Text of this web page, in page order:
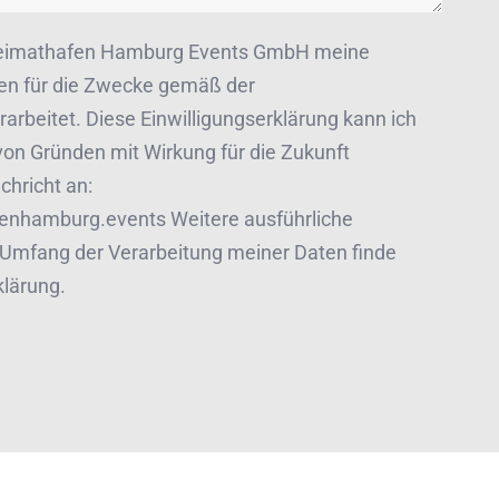
Hamburg Events GmbH meine
für die Zwecke gemäß der
Diese Einwilligungserklärung kann ich
Gründen mit Wirkung für die Zukunft
an:
Weitere ausführliche
der Verarbeitung meiner Daten finde